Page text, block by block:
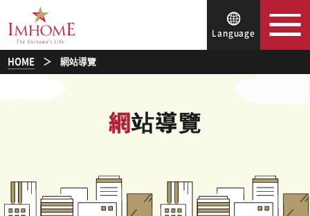
Language
HOME 網站導覽
網站導覽